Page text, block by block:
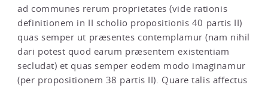
ad communes rerum proprietates (vide rationis
definitionem in II scholio propositionis 40 partis II)
quas semper ut præsentes contemplamur (nam nihil
dari potest quod earum præsentem existentiam
secludat) et quas semper eodem modo imaginamur
(per propositionem 38 partis II). Quare talis affectus